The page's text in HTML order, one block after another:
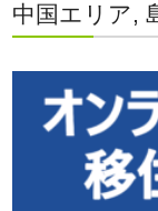
中国エリア,